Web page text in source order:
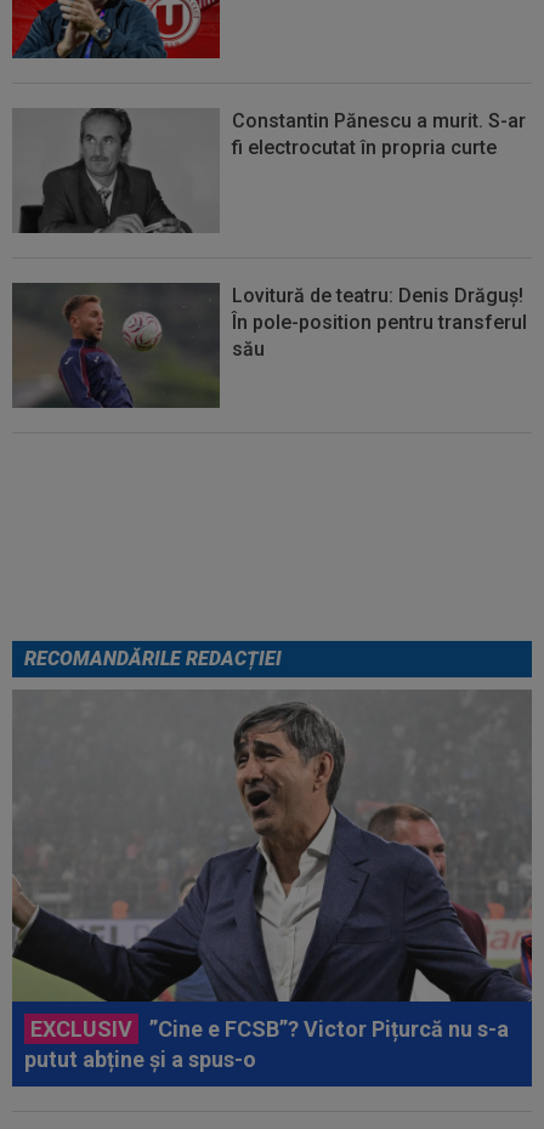
Constantin Pănescu a murit. S-ar
fi electrocutat în propria curte
Lovitură de teatru: Denis Drăguș!
În pole-position pentru transferul
său
RECOMANDĂRILE REDACȚIEI
EXCLUSIV
”Cine e FCSB”? Victor Pițurcă nu s-a
putut abține și a spus-o